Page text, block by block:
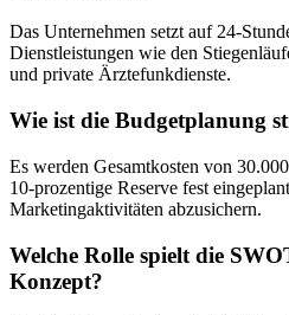
Das Unternehmen setzt auf 24-
Dienstleistungen wie den
und private Ärztefunkdienste.
Wie ist die Budgetplanung
Es werden Gesamtkosten von
10-prozentige Reserve fest
Marketingaktivitäten abzusichern.
Welche Rolle spielt die
Konzept?